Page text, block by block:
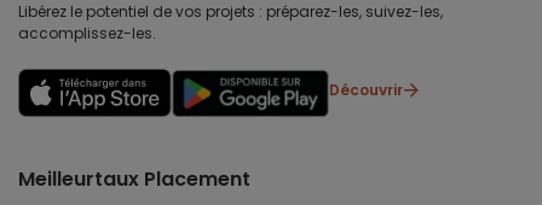
Libérez le potentiel de vos projets : préparez-les, suivez-les,
accomplissez-les.
Découvrir
Meilleurtaux Placement